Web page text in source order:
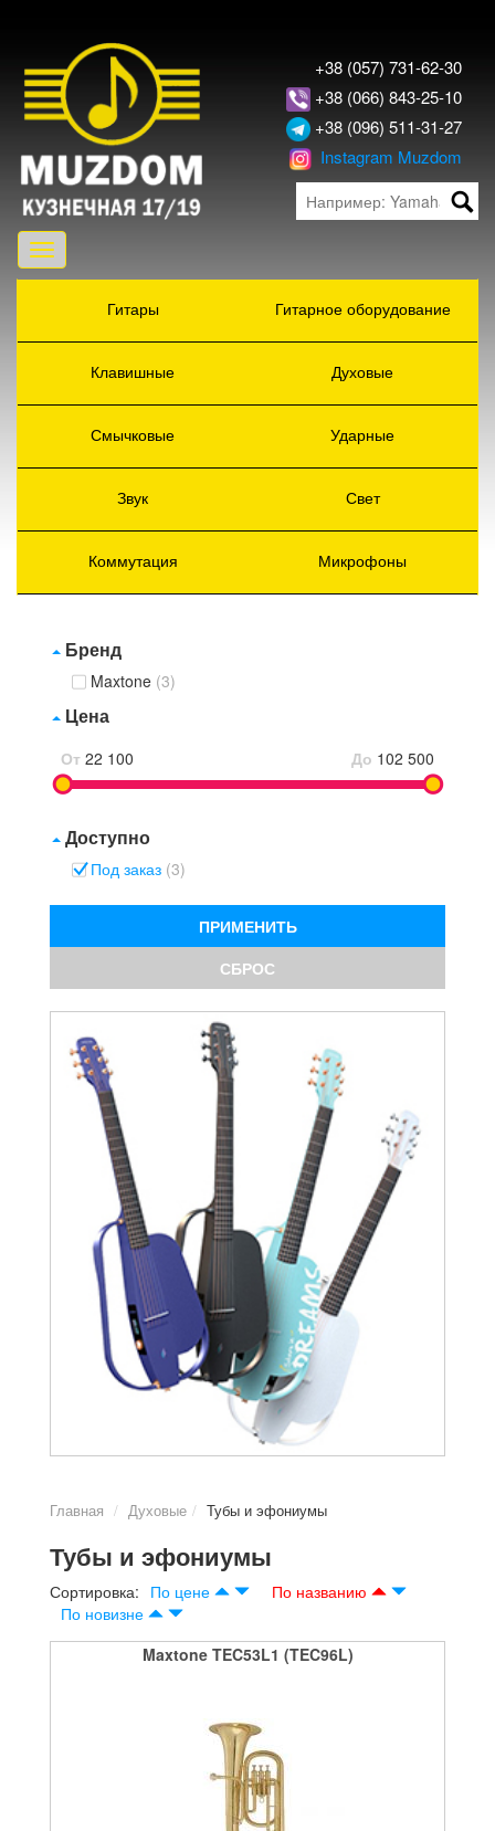
+38 (057) 731-62-30
+38 (066) 843-25-10
+38 (096) 511-31-27
Instagram Muzdom
Toggle
navigation
Гитары
Гитарное оборудование
Клавишные Духовые
Смычковые Ударные
Звук Свет
Коммутация Микрофоны
Бренд
Maxtone (3)
Цена
От 22 100 До 102 500
Доступно
Под заказ (3)
ПРИМЕНИТЬ
СБРОС
Главная Духовые Тубы и эфониумы
Тубы и эфониумы
Сортировка: По цене
По названию
По новизне
Maxtone TEC53L1 (TEC96L)